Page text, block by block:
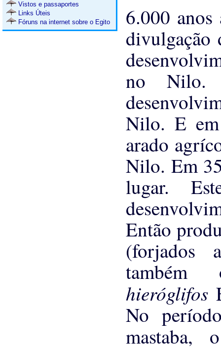
Vistos e passaportes
Links Úteis
Fóruns na internet sobre o Egito
6.000
divulgação
no
Nilo. E
arado
Nilo. Em
lugar.
Então
(forjados
também
hieróglifos
No